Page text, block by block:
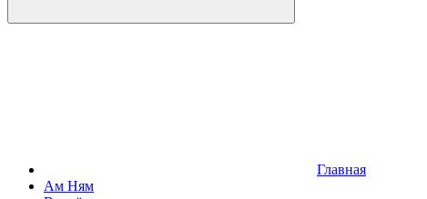
Главная
Ам Ням